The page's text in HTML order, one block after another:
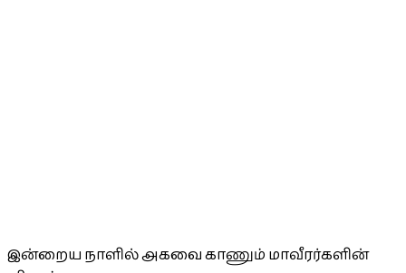
இன்றைய நாளில் அகவை காணும் மாவீரர்களின்